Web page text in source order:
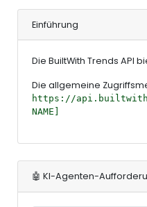
Einführung
Die BuiltWith Trends API
Die allgemeine
https://
NAME]
🤖 KI-Agenten-